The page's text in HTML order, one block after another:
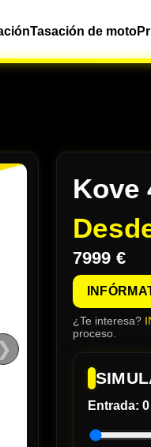
Tasación de moto
❯
Kove
7999 €
¿Te interesa?
proceso.
Entrada: